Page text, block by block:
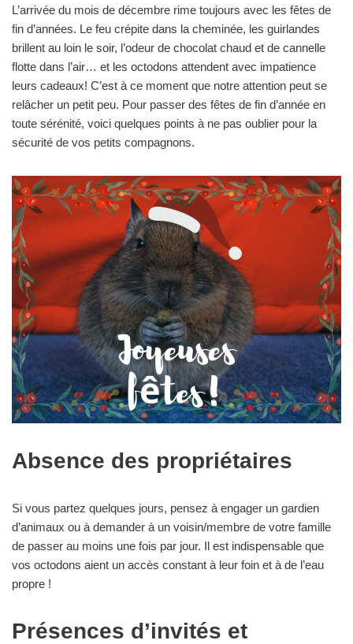
L’arrivée du mois de décembre rime toujours avec les fêtes de
fin d’années. Le feu crépite dans la cheminée, les guirlandes
brillent au loin le soir, l’odeur de chocolat chaud et de cannelle
flotte dans l’air… et les octodons attendent avec impatience
leurs cadeaux! C’est à ce moment que notre attention peut se
relâcher un petit peu. Pour passer des fêtes de fin d’année en
toute sérénité, voici quelques points à ne pas oublier pour la
sécurité de vos petits compagnons.
Absence des propriétaires
Si vous partez quelques jours, pensez à engager un gardien
d’animaux ou à demander à un voisin/membre de votre famille
de passer au moins une fois par jour. Il est indispensable que
vos octodons aient un accès constant à leur foin et à de l’eau
propre !
Présences d’invités et